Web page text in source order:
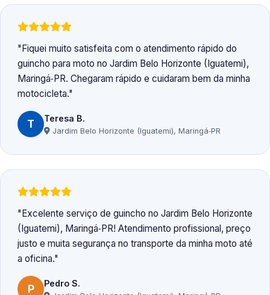
Fiquei muito satisfeita com o atendimento rápido do
guincho para moto no Jardim Belo Horizonte (Iguatemi),
Maringá‑PR. Chegaram rápido e cuidaram bem da minha
motocicleta.
T Teresa B.
Jardim Belo Horizonte (Iguatemi), Maringá‑PR
Excelente serviço de guincho no Jardim Belo Horizonte
(Iguatemi), Maringá‑PR! Atendimento profissional, preço
justo e muita segurança no transporte da minha moto até
a oficina.
P Pedro S.